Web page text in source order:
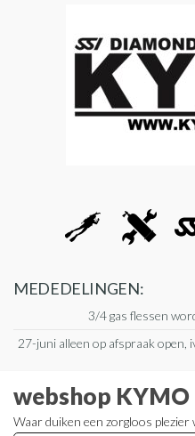
MEDEDELINGEN:
3/4 gas flessen
27-juni alleen op afspraak open,
webshop KYMO
Waar duiken een zorgloos plezier